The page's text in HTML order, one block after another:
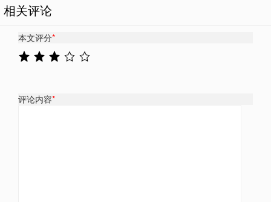
相关评论
本文评分*
评论内容*